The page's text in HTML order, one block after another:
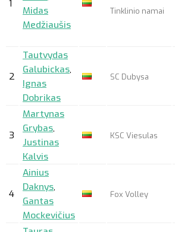
1
Midas
Medžiaušis
Tinklinio namai
2
Tautvydas
Galubickas,
Ignas
Dobrikas
SC Dubysa
3
Martynas
Grybas,
Justinas
Kalvis
KSC Viesulas
4
Ainius
Daknys,
Gantas
Mockevičius
Fox Volley